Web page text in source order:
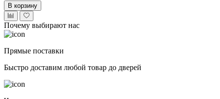
В корзину
Почему выбирают нас
Прямые поставки
Быстро доставим любой товар до дверей